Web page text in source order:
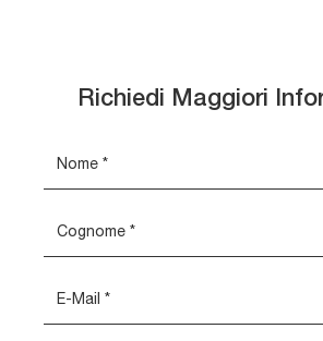
Richiedi Maggiori